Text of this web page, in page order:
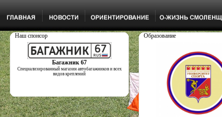
Наш спонсор
Багажник 67
Специализированный магазин автобагажников и всех
видов креплений
Образование